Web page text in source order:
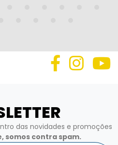
das novidades e promoções
somos contra spam.